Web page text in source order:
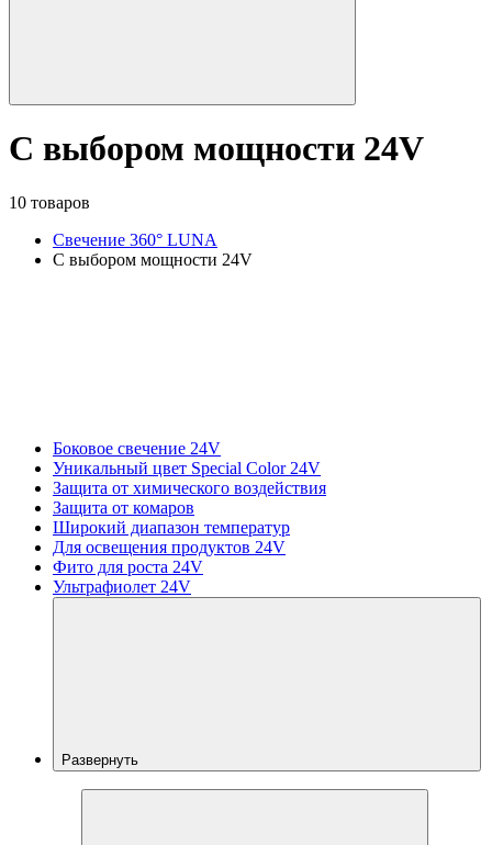
С выбором мощности 24V
10 товаров
Свечение 360° LUNA
С выбором мощности 24V
Боковое свечение 24V
Уникальный цвет Special Color 24V
Защита от химического воздействия
Защита от комаров
Широкий диапазон температур
Для освещения продуктов 24V
Фито для роста 24V
Ультрафиолет 24V
Развернуть